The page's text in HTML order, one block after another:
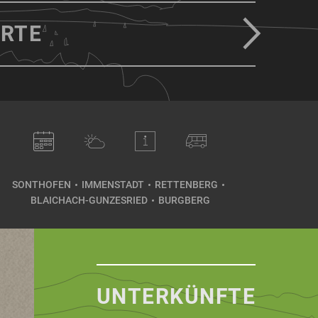
SONTHOFEN IMMENSTADT
RETTENBERG
BLAICHACH-GUNZESRIED
BURGBERG
UNTERKÜNFTE